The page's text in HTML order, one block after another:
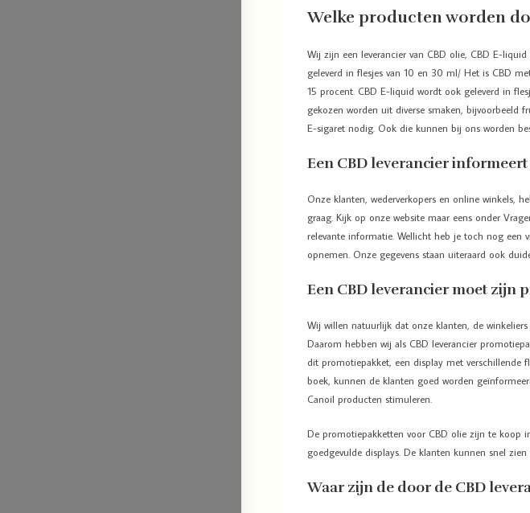
Welke producten worden
Wij zijn een leverancier van CBD olie, CBD E-
geleverd in flesjes van 10 en 30 ml/ Het is CBD
15 procent. CBD E-liquid wordt ook geleverd in
gekozen worden uit diverse smaken, bijvoorbeeld
E-sigaret nodig. Ook die kunnen bij ons worden
Een CBD leverancier
Onze klanten, wederverkopers en online winkels,
graag. Kijk op onze website maar eens onder
relevante informatie. Wellicht heb je toch nog een
opnemen. Onze gegevens staan uiteraard ook
Een CBD leverancier moet zijn
Wij willen natuurlijk dat onze klanten, de
Daarom hebben wij als CBD leverancier
dit promotiepakket, een display met verschillende
boek, kunnen de klanten goed worden
Canoil producten stimuleren.
De promotiepakketten voor CBD olie zijn te koop
goedgevulde displays. De klanten kunnen snel
Waar zijn de door de CBD